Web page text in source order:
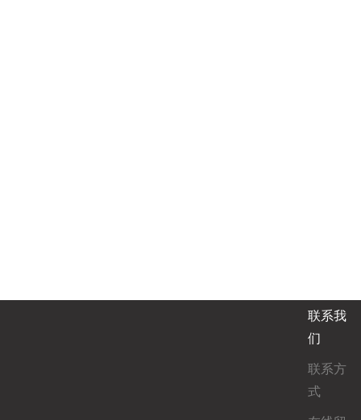
联系我
们
联系方
式